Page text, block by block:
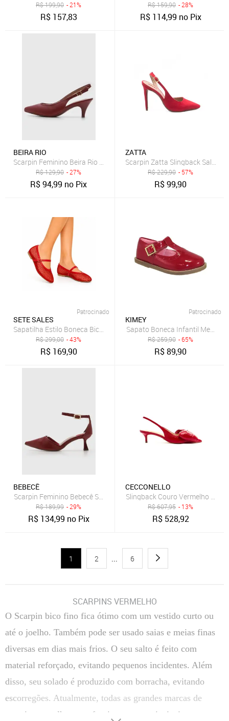
R$199,90 - 21%
R$ 157,83
R$159,90 - 28%
R$ 114,99 no Pix
BEIRA RIO
Scarpin Feminino Beira Rio Slingback Salto Médio Vermelho
R$129,90 - 27%
R$94,99 no Pix
ZATTA
Scarpin Zatta Slingback Salto
R$229,90 - 57%
R$99,90
Patrocinado
SETE SALES
Sapatilha Estilo Boneca Bico Fino Sete Sales em Telinha Tira Com
R$299,00 - 43%
R$ 169,90
Patrocinado
KIMEY
Sapato Boneca Infantil Menina
R$259,90 - 65%
R$89,90
BEBECÊ
Scarpin Feminino Bebecê Salto Quadrado Vermelho
R$189,99 - 29%
R$ 134,99 no Pix
CECCONELLO
Slingback Couro Vermelho
R$607,95 - 13%
R$ 528,92
1 2 ... 6
SCARPINS VERMELHO
O Scarpin bico fino fica ótimo com um vestido curto ou
até o joelho. Também pode ser usado saias e meias finas
diversas em dias mais frios. O seu salto é feito com
material reforçado, evitando pequenos incidentes. Além
disso, seu solado é produzido com borracha, evitando
escorregões. Atualmente, todas as grandes marcas de
scarpin vermelho o confeccionam nas principais